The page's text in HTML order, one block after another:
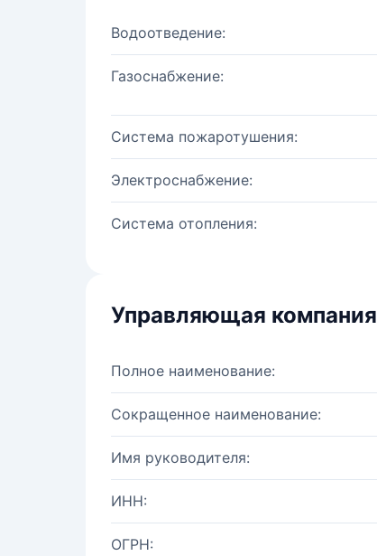
Водоотведение:
Газоснабжение:
Система пожаротушения:
Электроснабжение:
Система отопления:
Управляющая компания
Полное наименование:
Сокращенное наименование:
Имя руководителя:
ИНН:
ОГРН: